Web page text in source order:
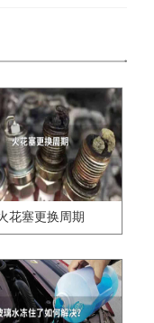
花塞更换周期